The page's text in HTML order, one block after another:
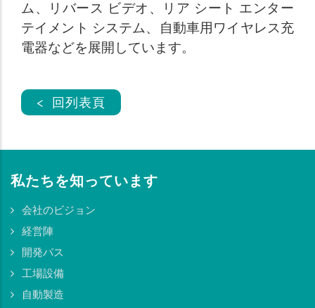
ム、リバース ビデオ、リア シート エンター
テイメント システム、自動車用ワイヤレス充
電器などを展開しています。
< 回列表頁
私たちを知っています
会社のビジョン
経営陣
開発パス
工場設備
自動製造